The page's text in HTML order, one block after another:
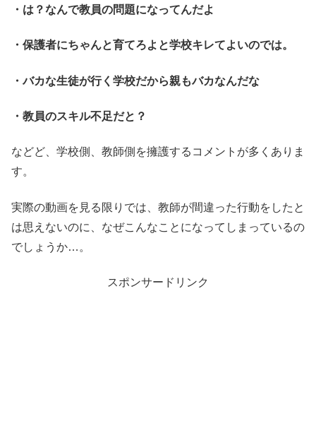
・は？なんで教員の問題になってんだよ
・保護者にちゃんと育てろよと学校キレてよいのでは。
・バカな生徒が行く学校だから親もバカなんだな
・教員のスキル不足だと？
などど、学校側、教師側を擁護するコメントが多くありま
す。
実際の動画を見る限りでは、教師が間違った行動をしたと
は思えないのに、なぜこんなことになってしまっているの
でしょうか…。
スポンサードリンク